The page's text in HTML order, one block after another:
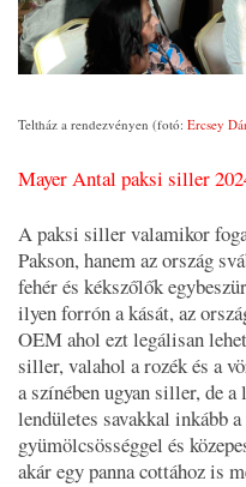
Teltház a rendezvényen (fotó: Ercsey
Mayer Antal paksi siller
A paksi siller valamikor
Pakson, hanem az ország
fehér és kékszőlők
ilyen forrón a kását, az
OEM ahol ezt legálisan
siller, valahol a rozék és a
a színében ugyan siller, de
lendületes savakkal inkább
gyümölcsösséggel és
akár egy panna cottához is